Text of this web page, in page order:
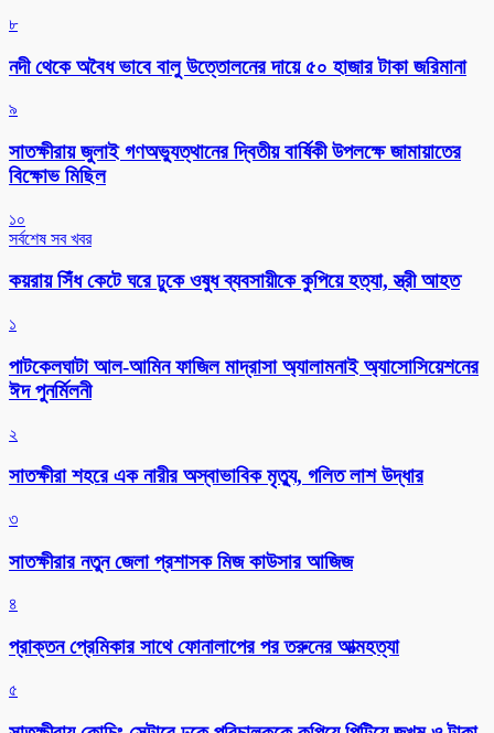
৮
নদী থেকে অবৈধ ভাবে বালু উত্তোলনের দায়ে ৫০ হাজার টাকা জরিমানা
৯
সাতক্ষীরায় জুলাই গণঅভ্যুত্থানের দ্বিতীয় বার্ষিকী উপলক্ষে জামায়াতের
বিক্ষোভ মিছিল
১০
সর্বশেষ সব খবর
কয়রায় সিঁধ কেটে ঘরে ঢুকে ওষুধ ব্যবসায়ীকে কুপিয়ে হত্যা, স্ত্রী আহত
১
পাটকেলঘাটা আল-আমিন ফাজিল মাদ্রাসা অ্যালামনাই অ্যাসোসিয়েশনের
ঈদ পুনর্মিলনী
২
সাতক্ষীরা শহরে এক নারীর অস্বাভাবিক মৃত্যু, গলিত লাশ উদ্ধার
৩
সাতক্ষীরার নতুন জেলা প্রশাসক মিজ কাউসার আজিজ
৪
প্রাক্তন প্রেমিকার সাথে ফোনালাপের পর তরুনের আত্মহত্যা
৫